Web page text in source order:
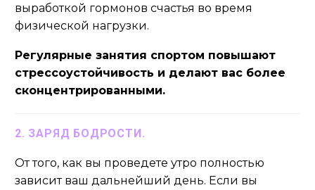
выработкой гормонов счастья во время
физической нагрузки.
Регулярные занятия спортом повышают
стрессоустойчивость и делают вас более
сконцентрированными.
2. ЗАРЯД БОДРОСТИ.
От того, как вы проведете утро полностью
зависит ваш дальнейший день. Если вы